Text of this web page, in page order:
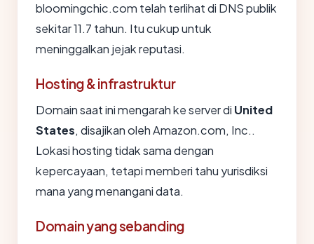
bloomingchic.com telah terlihat di DNS publik
sekitar 11.7 tahun. Itu cukup untuk
meninggalkan jejak reputasi.
Hosting & infrastruktur
Domain saat ini mengarah ke server di United
States, disajikan oleh Amazon.com, Inc..
Lokasi hosting tidak sama dengan
kepercayaan, tetapi memberi tahu yurisdiksi
mana yang menangani data.
Domain yang sebanding